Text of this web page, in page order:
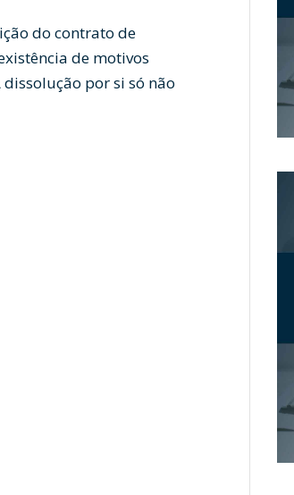
do contrato de
de motivos
por si só não